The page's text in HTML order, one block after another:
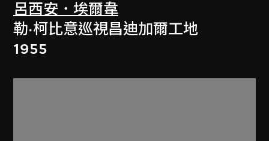
呂西安．埃爾韋
勒·柯比意巡視昌迪加爾工地
1955